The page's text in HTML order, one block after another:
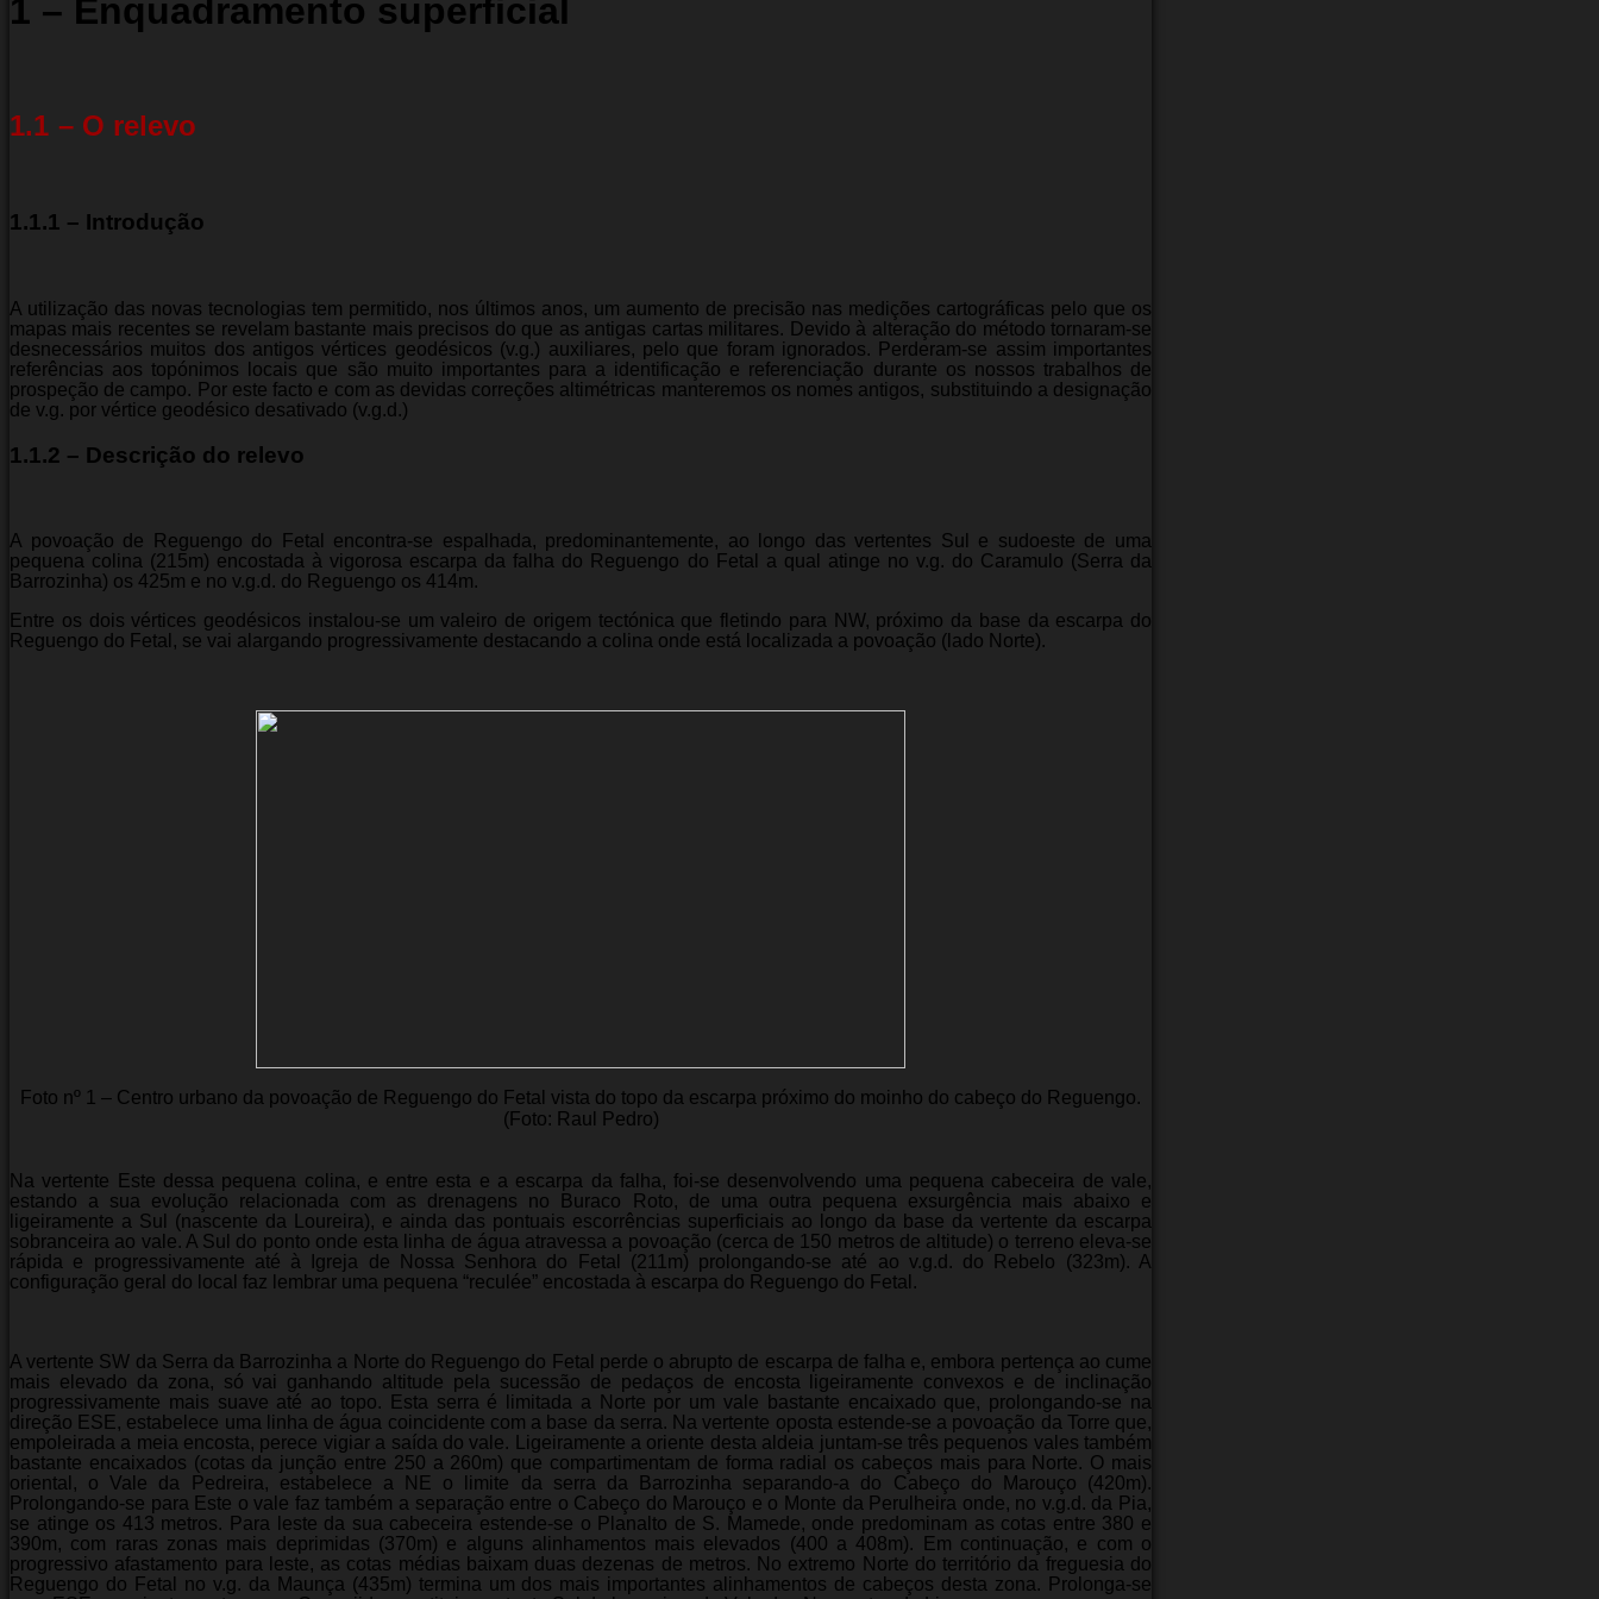
1 – Enquadramento superficial
1.1 – O relevo
1.1.1 – Introdução
A utilização das novas tecnologias tem permitido, nos últimos anos, um aumento de precisão nas medições cartográficas pelo que os
mapas mais recentes se revelam bastante mais precisos do que as antigas cartas militares. Devido à alteração do método tornaram-se
desnecessários muitos dos antigos vértices geodésicos (v.g.) auxiliares, pelo que foram ignorados. Perderam-se assim importantes
referências aos topónimos locais que são muito importantes para a identificação e referenciação durante os nossos trabalhos de
prospeção de campo. Por este facto e com as devidas correções altimétricas manteremos os nomes antigos, substituindo a designação
de v.g. por vértice geodésico desativado (v.g.d.)
1.1.2 – Descrição do relevo
A povoação de Reguengo do Fetal encontra-se espalhada, predominantemente, ao longo das vertentes Sul e sudoeste de uma
pequena colina (215m) encostada à vigorosa escarpa da falha do Reguengo do Fetal a qual atinge no v.g. do Caramulo (Serra da
Barrozinha) os 425m e no v.g.d. do Reguengo os 414m.
Entre os dois vértices geodésicos instalou-se um valeiro de origem tectónica que fletindo para NW, próximo da base da escarpa do
Reguengo do Fetal, se vai alargando progressivamente destacando a colina onde está localizada a povoação (lado Norte).
Foto nº 1 – Centro urbano da povoação de Reguengo do Fetal vista do topo da escarpa próximo do moinho do cabeço do Reguengo.
(Foto: Raul Pedro)
Na vertente Este dessa pequena colina, e entre esta e a escarpa da falha, foi-se desenvolvendo uma pequena cabeceira de vale,
estando a sua evolução relacionada com as drenagens no Buraco Roto, de uma outra pequena exsurgência mais abaixo e
ligeiramente a Sul (nascente da Loureira), e ainda das pontuais escorrências superficiais ao longo da base da vertente da escarpa
sobranceira ao vale. A Sul do ponto onde esta linha de água atravessa a povoação (cerca de 150 metros de altitude) o terreno eleva-se
rápida e progressivamente até à Igreja de Nossa Senhora do Fetal (211m) prolongando-se até ao v.g.d. do Rebelo (323m). A
configuração geral do local faz lembrar uma pequena “reculée” encostada à escarpa do Reguengo do Fetal.
A vertente SW da Serra da Barrozinha a Norte do Reguengo do Fetal perde o abrupto de escarpa de falha e, embora pertença ao cume
mais elevado da zona, só vai ganhando altitude pela sucessão de pedaços de encosta ligeiramente convexos e de inclinação
progressivamente mais suave até ao topo. Esta serra é limitada a Norte por um vale bastante encaixado que, prolongando-se na
direção ESE, estabelece uma linha de água coincidente com a base da serra. Na vertente oposta estende-se a povoação da Torre que,
empoleirada a meia encosta, perece vigiar a saída do vale. Ligeiramente a oriente desta aldeia juntam-se três pequenos vales também
bastante encaixados (cotas da junção entre 250 a 260m) que compartimentam de forma radial os cabeços mais para Norte. O mais
oriental, o Vale da Pedreira, estabelece a NE o limite da serra da Barrozinha separando-a do Cabeço do Marouço (420m).
Prolongando-se para Este o vale faz também a separação entre o Cabeço do Marouço e o Monte da Perulheira onde, no v.g.d. da Pia,
se atinge os 413 metros. Para leste da sua cabeceira estende-se o Planalto de S. Mamede, onde predominam as cotas entre 380 e
390m, com raras zonas mais deprimidas (370m) e alguns alinhamentos mais elevados (400 a 408m). Em continuação, e com o
progressivo afastamento para leste, as cotas médias baixam duas dezenas de metros. No extremo Norte do território da freguesia do
Reguengo do Fetal no v.g. da Maunça (435m) termina um dos mais importantes alinhamentos de cabeços desta zona. Prolonga-se